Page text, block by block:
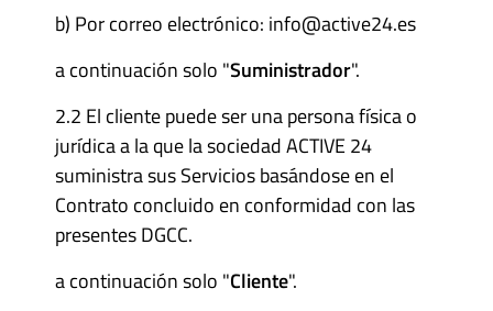
b) Por correo electrónico: info@active24.es
a continuación solo "Suministrador".
2.2 El cliente puede ser una persona física o
jurídica a la que la sociedad ACTIVE 24
suministra sus Servicios basándose en el
Contrato concluido en conformidad con las
presentes DGCC.
a continuación solo "Cliente".